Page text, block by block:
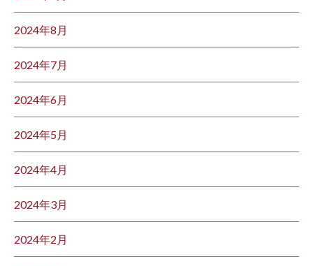
2024年8月
2024年7月
2024年6月
2024年5月
2024年4月
2024年3月
2024年2月